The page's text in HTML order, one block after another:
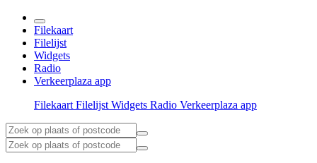
Filekaart
Filelijst
Widgets
Radio
Verkeerplaza app
Filekaart Filelijst Widgets Radio Verkeerplaza app